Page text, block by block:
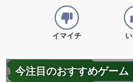
イマイチ
今注目のおすすめゲーム